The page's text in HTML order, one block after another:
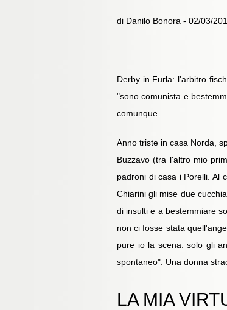
di Danilo Bonora - 02/03/
Derby in Furla: l'arbitro
"sono comunista e
comunque.
Anno triste in casa Norda,
Buzzavo (tra l'altro mio
padroni di casa i Porelli. Al
Chiarini gli mise due
di insulti e a bestemmiare
non ci fosse stata
pure io la scena: solo gli
spontaneo". Una donna
LA MIA